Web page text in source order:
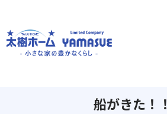
船がきた！！